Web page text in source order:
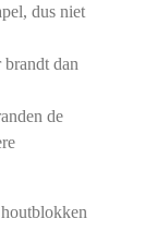
dus niet
dan
de